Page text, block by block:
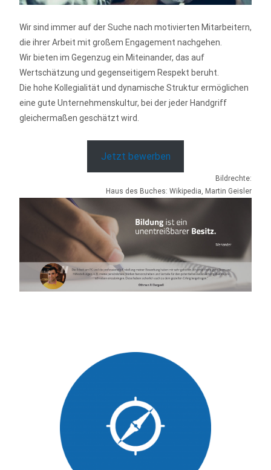
Wir sind immer auf der Suche nach motivierten Mitarbeitern,
die ihrer Arbeit mit großem Engagement nachgehen.
Wir bieten im Gegenzug ein Miteinander, das auf
Wertschätzung und gegenseitigem Respekt beruht.
Die hohe Kollegialität und dynamische Struktur ermöglichen
eine gute Unternehmenskultur, bei der jeder Handgriff
gleichermaßen geschätzt wird.
Jetzt bewerben
Bildrechte:
Haus des Buches: Wikipedia, Martin Geisler